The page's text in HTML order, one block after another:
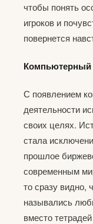
чтобы понять
игроков и
повернется
Компьютерный
С появлением
деятельности
своих целях.
стала
прошлое
современным
то сразу видно,
назывались
вместо